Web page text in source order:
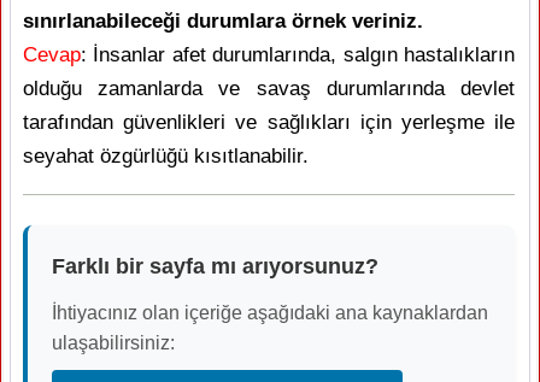
sınırlanabileceği durumlara örnek veriniz.
Cevap: İnsanlar afet durumlarında, salgın hastalıkların
olduğu zamanlarda ve savaş durumlarında devlet
tarafından güvenlikleri ve sağlıkları için yerleşme ile
seyahat özgürlüğü kısıtlanabilir.
Farklı bir sayfa mı arıyorsunuz?
İhtiyacınız olan içeriğe aşağıdaki ana kaynaklardan
ulaşabilirsiniz: